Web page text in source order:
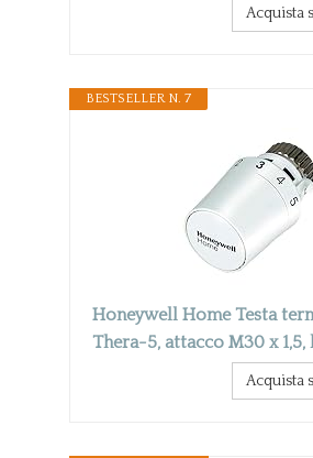
Acquista
BESTSELLER N. 7
Honeywell Home Testa
Thera-5, attacco M30 x 1,5,
Acquista